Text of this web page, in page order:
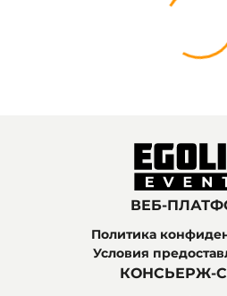
ВЕБ-
Политика
Условия
КОНСЬЕРЖ-